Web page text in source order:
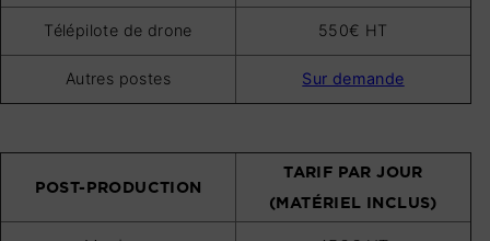
Télépilote de drone 550€ HT
Autres postes Sur demande
POST-PRODUCTION
TARIF PAR JOUR
(MATÉRIEL INCLUS)